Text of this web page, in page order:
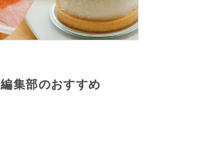
編集部のおすすめ